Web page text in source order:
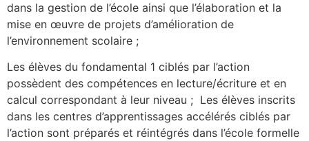
dans la gestion de l’école ainsi que l’élaboration et la
mise en œuvre de projets d’amélioration de
l’environnement scolaire ;
Les élèves du fondamental 1 ciblés par l’action
possèdent des compétences en lecture/écriture et en
calcul correspondant à leur niveau ; Les élèves inscrits
dans les centres d’apprentissages accélérés ciblés par
l’action sont préparés et réintégrés dans l’école formelle